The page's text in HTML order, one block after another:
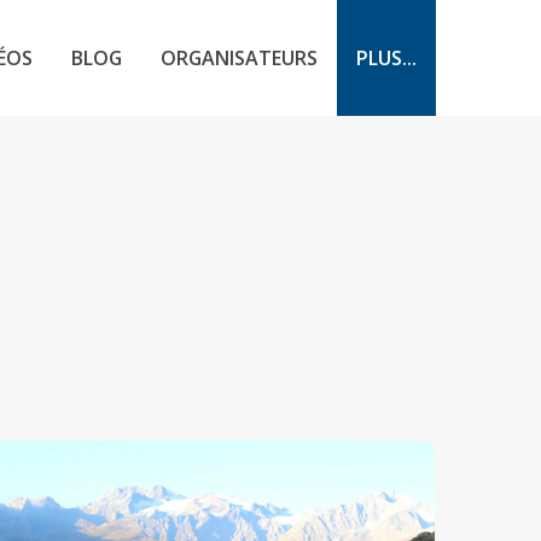
BLOG ORGANISATEURS PLUS...